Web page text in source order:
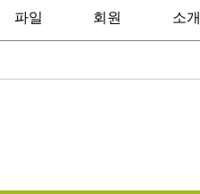
파일 회원 소개